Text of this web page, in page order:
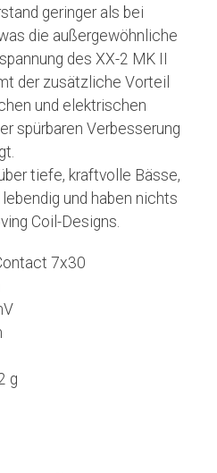
geringer als bei
die außergewöhnliche
des XX-2 MK II
der zusätzliche Vorteil
und elektrischen
spürbaren Verbesserung
tiefe, kraftvolle Bässe,
und haben nichts
Coil-Designs.
7x30
g